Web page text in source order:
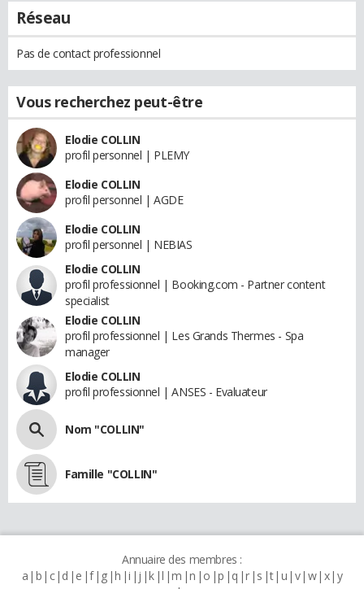
Réseau
Pas de contact professionnel
Vous recherchez peut-être
Elodie COLLIN
profil personnel | PLEMY
Elodie COLLIN
profil personnel | AGDE
Elodie COLLIN
profil personnel | NEBIAS
Elodie COLLIN
profil professionnel | Booking.com - Partner content
specialist
Elodie COLLIN
profil professionnel | Les Grands Thermes - Spa
manager
Elodie COLLIN
profil professionnel | ANSES - Evaluateur
Nom "COLLIN"
Famille "COLLIN"
Annuaire des membres :
a b c d e f g h i j k l m n o p q r s t u v w x y